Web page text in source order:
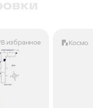
В избранное Космо